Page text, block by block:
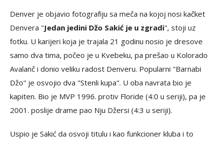
Denver je objavio fotografiju sa meča na kojoj nosi kačket
Denvera "Jedan jedini Džo Sakić je u zgradi", stoji uz
fotku. U karijeri koja je trajala 21 godinu nosio je dresove
samo dva tima, počeo je u Kvebeku, pa prešao u Kolorado
Avalanč i donio veliku radost Denveru. Popularni "Barnabi
Džo" je osvojio dva "Stenli kupa". U oba navrata bio je
kapiten. Bio je MVP 1996. protiv Floride (4:0 u seriji), pa je
2001. poslije drame pao Nju Džersi (4:3 u seriji).
Uspio je Sakić da osvoji titulu i kao funkcioner kluba i to